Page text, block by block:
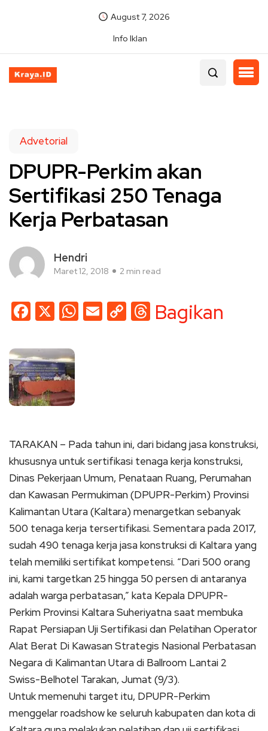
August 7, 2026
Info Iklan
Advetorial
DPUPR-Perkim akan
Sertifikasi 250 Tenaga
Kerja Perbatasan
Hendri
Maret 12, 2018 2 min read
Facebook
X WhatsApp
EmailCopyThreads
Bagikan
TARAKAN – Pada tahun ini, dari bidang jasa konstruksi,
khususnya untuk sertifikasi tenaga kerja konstruksi,
Dinas Pekerjaan Umum, Penataan Ruang, Perumahan
dan Kawasan Permukiman (DPUPR-Perkim) Provinsi
Kalimantan Utara (Kaltara) menargetkan sebanyak
500 tenaga kerja tersertifikasi. Sementara pada 2017,
sudah 490 tenaga kerja jasa konstruksi di Kaltara yang
telah memiliki sertifikat kompetensi. “Dari 500 orang
ini, kami targetkan 25 hingga 50 persen di antaranya
adalah warga perbatasan,” kata Kepala DPUPR-
Perkim Provinsi Kaltara Suheriyatna saat membuka
Rapat Persiapan Uji Sertifikasi dan Pelatihan Operator
Alat Berat Di Kawasan Strategis Nasional Perbatasan
Negara di Kalimantan Utara di Ballroom Lantai 2
Swiss-Belhotel Tarakan, Jumat (9/3).
Untuk memenuhi target itu, DPUPR-Perkim
menggelar roadshow ke seluruh kabupaten dan kota di